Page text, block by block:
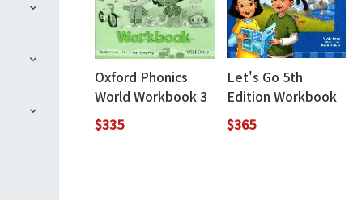
Oxford Phonics
World Workbook 3
$335
Let's Go 5th
Edition Workbook
3 (with Online
Practice)
$365